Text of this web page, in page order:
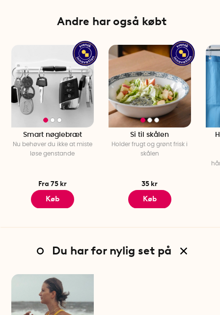
Specifikationer
450 gram hver (1 lb), i alt 900 gram (2 lb)
Andre har også købt
Smart nøglebræt
Nu behøver du ikke at miste
løse genstande
Fra 75 kr
Køb
Si til skålen
Holder frugt og grønt frisk i
skålen
35 kr
Køb
Du har for nylig set på